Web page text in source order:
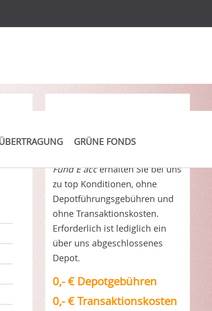
GRÜNE FONDS
Fund E accerhalten Sie bei uns
zu top Konditionen, ohne
Depotführungsgebühren und
ohne Transaktionskosten.
Erforderlich ist lediglich ein
über uns abgeschlossenes
Depot.
0,- € Depotgebühren
0,- € Transaktionskosten